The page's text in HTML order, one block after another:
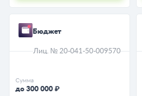
Бюджет
Лиц. № 20-041-50-009570
Сумма
до 300 000 ₽